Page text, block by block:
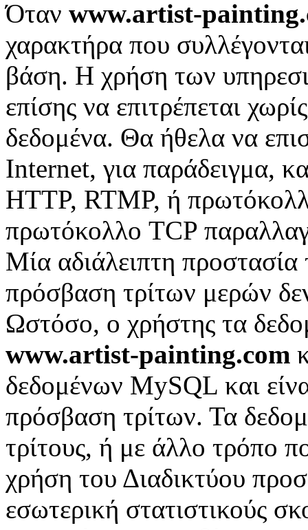
Όταν www.artist-
χαρακτήρα που
βάση. Η χρήση των
επίσης να επιτρέπεται
δεδομένα. Θα ήθελα να
Internet, για παράδειγμα,
HTTP, RTMP, ή
πρωτόκολλο TCP
Μία αδιάλειπτη
πρόσβαση τρίτων μερών
Ωστόσο, ο χρήστης τα
www.artist-painting.com
δεδομένων MySQL και
πρόσβαση τρίτων. Τα
τρίτους, ή με άλλο τρόπο
χρήση του Διαδικτύου
εσωτερική στατιστικούς